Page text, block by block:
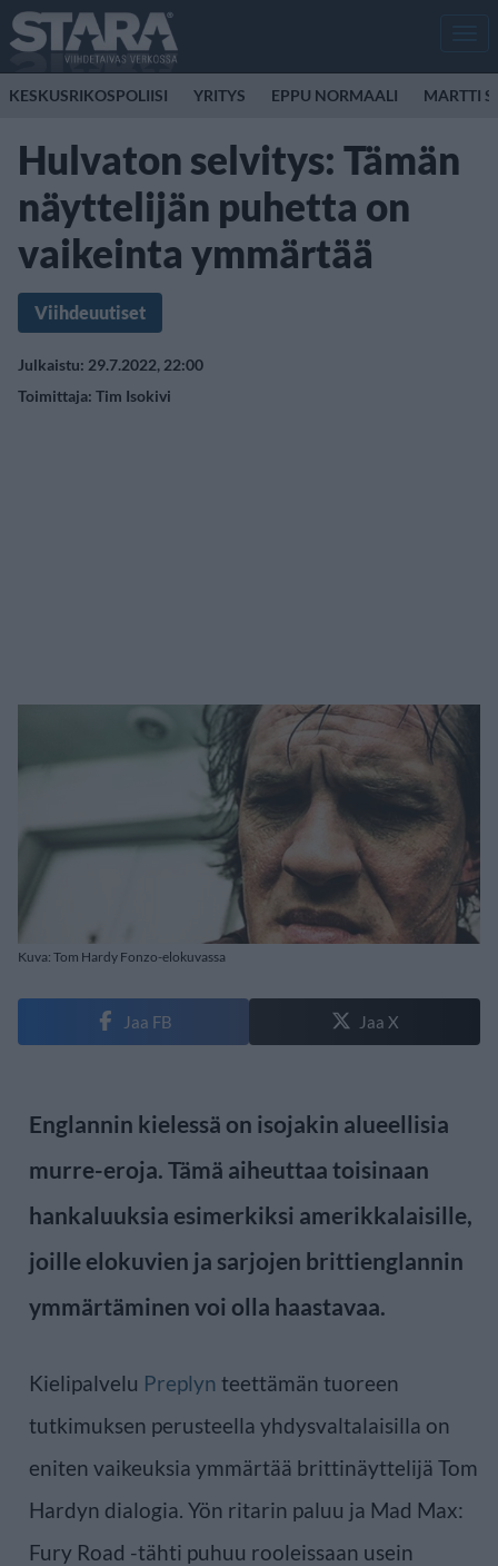
KESKUSRIKOSPOLIISI YRITYS EPPU NORMAALI MARTTI
Hulvaton selvitys: Tämän
näyttelijän puhetta on
vaikeinta ymmärtää
Viihdeuutiset
Julkaistu: 29.7.2022, 22:00
Toimittaja: Tim Isokivi
Kuva: Tom Hardy Fonzo-elokuvassa
Jaa FB Jaa X
Englannin kielessä on isojakin alueellisia
murre-eroja. Tämä aiheuttaa toisinaan
hankaluuksia esimerkiksi amerikkalaisille,
joille elokuvien ja sarjojen brittienglannin
ymmärtäminen voi olla haastavaa.
Kielipalvelu Preplyn teettämän tuoreen
tutkimuksen perusteella yhdysvaltalaisilla on
eniten vaikeuksia ymmärtää brittinäyttelijä Tom
Hardyn dialogia. Yön ritarin paluu ja Mad Max:
Fury Road -tähti puhuu rooleissaan usein